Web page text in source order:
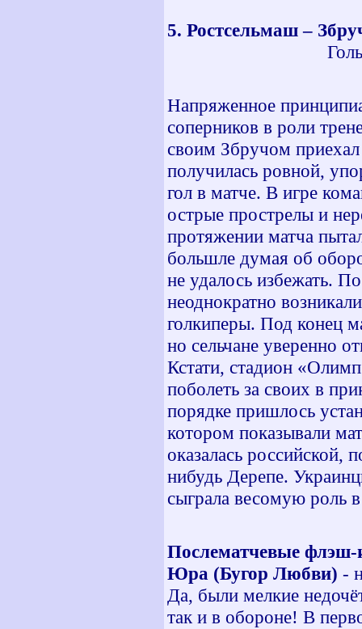
5. Ростсельмаш –
Голы: 62
Напряженное
соперников в роли
своим Збручом
получилась ровной,
гол в матче. В игре
острые прострелы и
протяжении матча
большле думая об
не удалось избежать.
неоднократно
голкиперы. Под конец
но сельчане уверенно
Кстати, стадион
поболеть за своих в
порядке пришлось
котором показывали
оказалась российской,
нибудь Дерепе.
сыграла весомую роль
Послематчевые
Юра (Бугор Любви) -
Да, были мелкие
так и в обороне! В